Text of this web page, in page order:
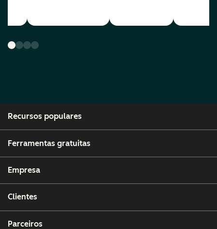
Recursos populares
Ferramentas gratuitas
Empresa
Clientes
Parceiros